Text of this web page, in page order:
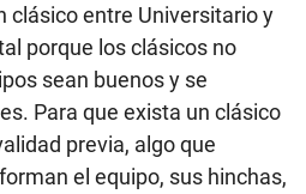
clásico entre Universitario y
porque los clásicos no
sean buenos y se
Para que exista un clásico
previa, algo que
el equipo, sus hinchas,